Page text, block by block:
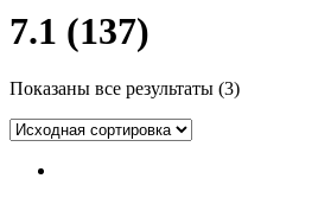
7.1 (137)
Показаны все результаты (3)